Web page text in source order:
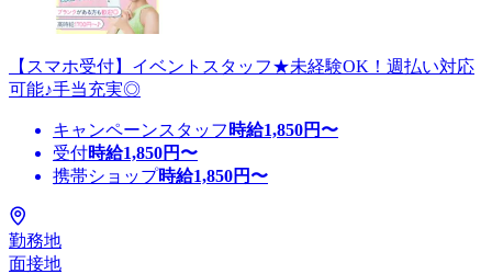
【スマホ受付】イベントスタッフ★未経験OK！週払い対応
可能♪手当充実◎
キャンペーンスタッフ 時給1,850円〜
受付時給1,850円〜
携帯ショップ時給1,850円〜
勤務地
面接地